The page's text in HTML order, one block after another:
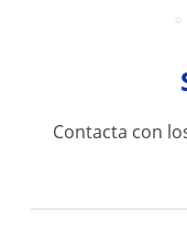
Contacta con